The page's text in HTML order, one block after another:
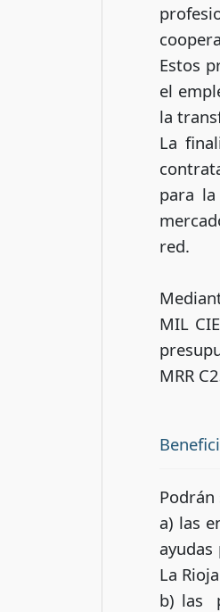
Estos
el
la
La
para
red.
MIL
MRR
a) las
La
b) las